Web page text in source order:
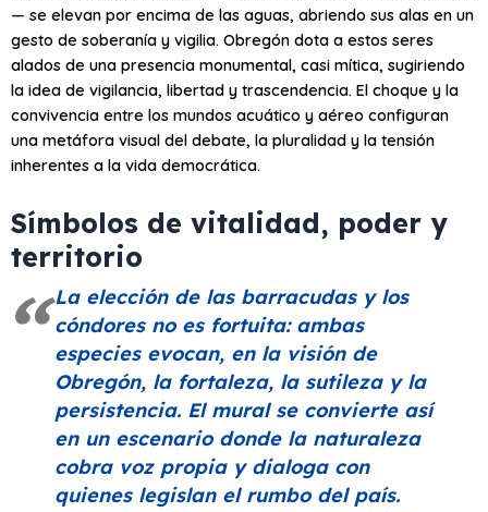
— se elevan por encima de las aguas, abriendo sus alas en un
gesto de soberanía y vigilia. Obregón dota a estos seres
alados de una presencia monumental, casi mítica, sugiriendo
la idea de vigilancia, libertad y trascendencia. El choque y la
convivencia entre los mundos acuático y aéreo configuran
una metáfora visual del debate, la pluralidad y la tensión
inherentes a la vida democrática.
Símbolos de vitalidad, poder y
territorio
La elección de las barracudas y los
cóndores no es fortuita: ambas
especies evocan, en la visión de
Obregón, la fortaleza, la sutileza y la
persistencia. El mural se convierte así
en un escenario donde la naturaleza
cobra voz propia y dialoga con
quienes legislan el rumbo del país.